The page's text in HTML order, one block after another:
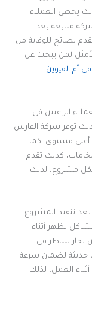
يحظى العملاء
متابعة بعد
نصائح للوقاية من
لمن يبحث عن
في أم القيوين
الراغبين في
لذلك توفر شركة الفارس
أعلى مستوى. كما
كذلك تقدم
مشروع، لذلك
تنفيذ المشروع
تظهر أثناء
نجار شاطر في
حديثة لضمان سرعة
العمل، لذلك